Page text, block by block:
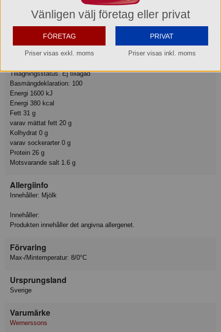
Ingredienser
akvavit, kalciumklorid, salt, konserveringsmedel E251 och E235
Tillagningsstatus: Ej tillagad
Basmängdeklaration: 100
Energi 1600 kJ
Energi 380 kcal
Fett 31 g
varav mättat fett 20 g
Kolhydrat 0 g
varav sockerarter 0 g
Protein 26 g
Motsvarande salt 1.6 g
Allergiinfo
Innehåller: Mjölk
Innehåller:
Produkten innehåller det angivna allergenet.
Förvaring
Max-/Mintemperatur: 8/0°C
Ursprungsland
Sverige
Varumärke
Wernerssons
Vänligen välj företag eller privat
FÖRETAG
Priser visas exkl. moms
PRIVAT
Priser visas inkl. moms